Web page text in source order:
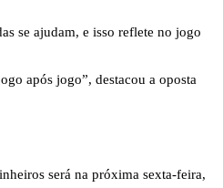
se ajudam, e isso reflete no jogo
após jogo”, destacou a oposta
será na próxima sexta-feira,